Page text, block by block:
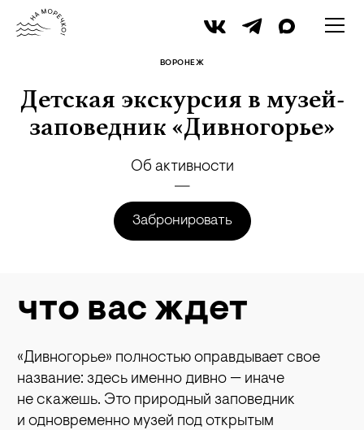
ВОРОНЕЖ
Детская экскурсия в музей-
заповедник «Дивногорье»
Об активности
Забронировать
что вас ждет
«Дивногорье» полностью оправдывает свое
название: здесь именно дивно — иначе
не скажешь. Это природный заповедник
и одновременно музей под открытым